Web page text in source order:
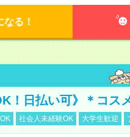
なる！
！日払い可》＊コス
社会人未経験OK 大学生歓迎